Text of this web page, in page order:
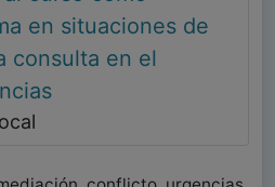
en situaciones de
consulta en el